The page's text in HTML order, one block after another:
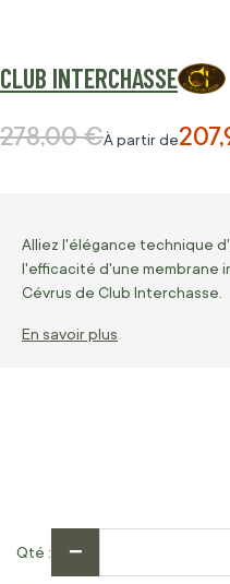
CLUB INTERCHASSE
À partir de
Prix normal
278,00 €
Alliez l'élégance technique
l'efficacité d'une membrane
Cévrus de Club Interchasse.
En savoir plus
Qté −